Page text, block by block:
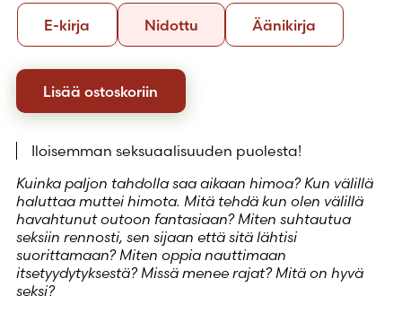
Formaatti
E-kirja
kirja
NidottuNidottu Äänikirja
Lisää ostoskoriin
Iloisemman seksuaalisuuden puolesta!
Kuinka paljon tahdolla saa aikaan himoa? Kun välillä
haluttaa muttei himota. Mitä tehdä kun olen välillä
havahtunut outoon fantasiaan? Miten suhtautua
seksiin rennosti, sen sijaan että sitä lähtisi
suorittamaan? Miten oppia nauttimaan
itsetyydytyksestä? Missä menee rajat? Mitä on hyvä
seksi?